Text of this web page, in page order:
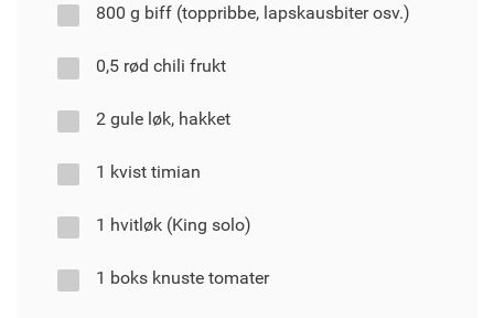
800 g biff (toppribbe, lapskausbiter osv.)
0,5 rød chili frukt
2 gule løk, hakket
1 kvist timian
1 hvitløk (King solo)
1 boks knuste tomater